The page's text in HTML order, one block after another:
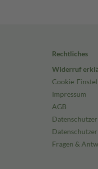
Rechtliches
Widerruf
Cookie-
Impressum
AGB
Fragen &